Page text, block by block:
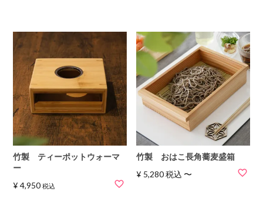
竹製 ティーポットウォーマ
ー
¥ 4,950 税込
竹製 おはこ長角蕎麦盛箱
¥ 5,280税込 〜